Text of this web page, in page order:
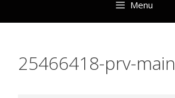
Menu
25466418-prv-main